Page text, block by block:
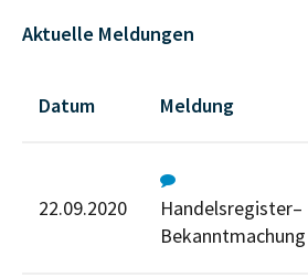
Aktuelle Meldungen
Datum Meldung
22.09.2020
Handelsregister–
Bekanntmachung